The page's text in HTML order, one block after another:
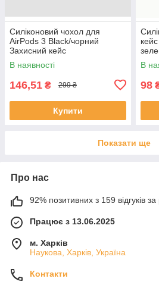
Силіконовий чохол для
AirPods 3 Black/чорний
Захисний кейс
В наявності
146,51 ₴ 299 ₴
Купити
В
98
Показати ще
Про нас
92% позитивних з 159 відгуків за
Працює з 13.06.2025
м. Харків
Наукова, Харків, Україна
Контакти